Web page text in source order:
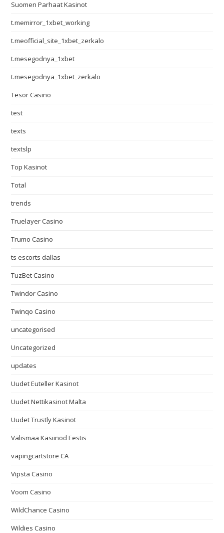
Suomen Parhaat Kasinot
t.memirror_1xbet_working
t.meofficial_site_1xbet_zerkalo
t.mesegodnya_1xbet
t.mesegodnya_1xbet_zerkalo
Tesor Casino
test
texts
textslp
Top Kasinot
Total
trends
Truelayer Casino
Trumo Casino
ts escorts dallas
TuzBet Casino
Twindor Casino
Twinqo Casino
uncategorised
Uncategorized
updates
Uudet Euteller Kasinot
Uudet Nettikasinot Malta
Uudet Trustly Kasinot
Välismaa Kasiinod Eestis
vapingcartstore CA
Vipsta Casino
Voom Casino
WildChance Casino
Wildies Casino